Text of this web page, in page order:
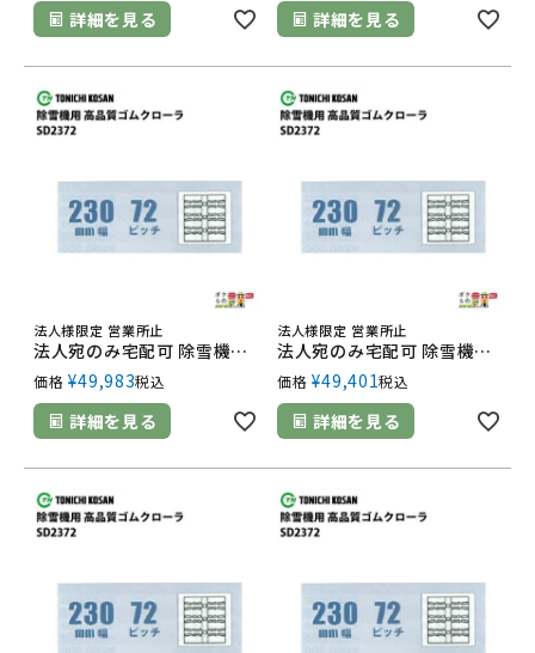
詳細を見る 詳細を見る
法人様限定 営業所止
法人宛のみ宅配可 除雪機用クローラ 230mm幅×72ピッチ コマ数38 SD2372 1本
価格 ¥49,983税込
詳細を見る
法人様限定 営業所止
法人宛のみ宅配可 除雪機用クローラ 230mm幅×72ピッチ コマ数37 SD2372 1本
価格 ¥49,401税込
詳細を見る